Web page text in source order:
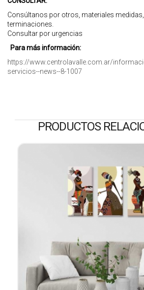
Consúltanos por otros, materiales
terminaciones.
Consultar por urgencias
Para más información:
https://www.centrolavalle.com.ar/
servicios--news--8-1007
PRODUCTOS